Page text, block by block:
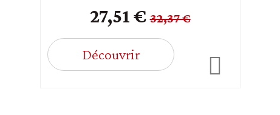
27,51 € 32,37 €
Découvrir